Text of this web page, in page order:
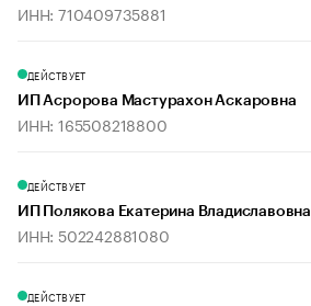
ИНН: 710409735881
ДЕЙСТВУЕТ
ИП Асророва Мастурахон Аскаровна
ИНН: 165508218800
ДЕЙСТВУЕТ
ИП Полякова Екатерина Владиславовна
ИНН: 502242881080
ДЕЙСТВУЕТ